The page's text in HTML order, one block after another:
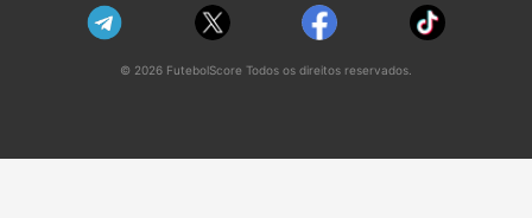
© 2026 FutebolScore Todos os direitos reservados.